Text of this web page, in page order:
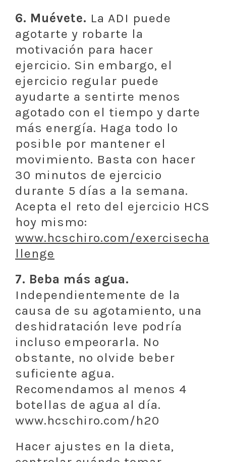
6. Muévete. La ADI puede
agotarte y robarte la
motivación para hacer
ejercicio. Sin embargo, el
ejercicio regular puede
ayudarte a sentirte menos
agotado con el tiempo y darte
más energía. Haga todo lo
posible por mantener el
movimiento. Basta con hacer
30 minutos de ejercicio
durante 5 días a la semana.
Acepta el reto del ejercicio HCS
hoy mismo:
www.hcschiro.com/exercisecha
llenge
7. Beba más agua.
Independientemente de la
causa de su agotamiento, una
deshidratación leve podría
incluso empeorarla. No
obstante, no olvide beber
suficiente agua.
Recomendamos al menos 4
botellas de agua al día.
www.hcschiro.com/h20
Hacer ajustes en la dieta,